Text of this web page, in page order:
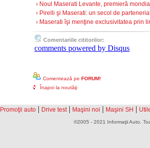
› Noul Maserati Levante, premieră
› Pirelli şi Maserati: un secol de
› Maserati îşi menţine exclusivitatea prin
Comentariile cititorilor:
comments powered by Disqus
Comentează pe FORUM!
Înapoi la noutăţi
Promoţii auto | Drive test | Maşini noi | Maşini SH |
©2005 - 2021 Informaţii Auto.